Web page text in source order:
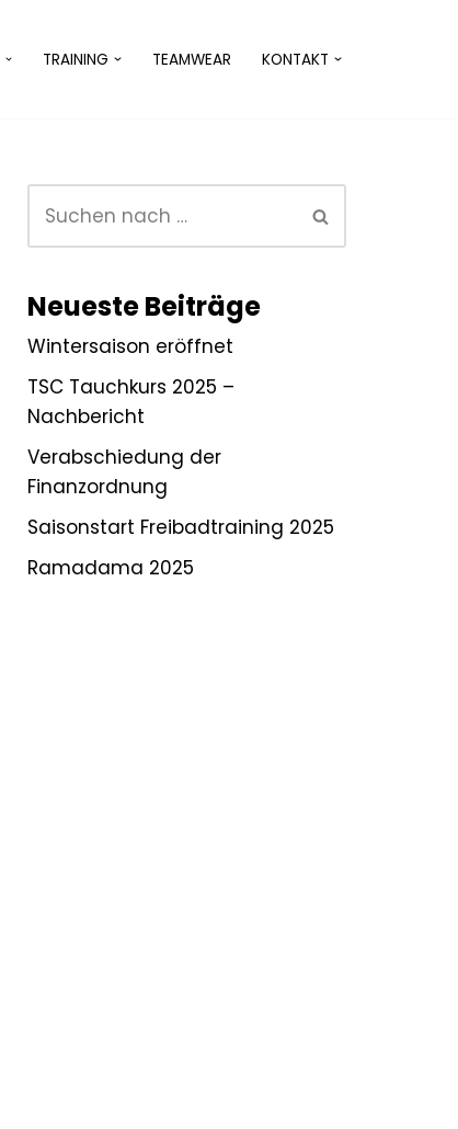
TRAINING TEAMWEAR KONTAKT
Neueste Beiträge
Wintersaison eröffnet
TSC Tauchkurs 2025 –
Nachbericht
Verabschiedung der
Finanzordnung
Saisonstart Freibadtraining 2025
Ramadama 2025